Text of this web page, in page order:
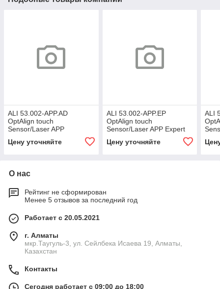
ALI 53.002-APP.AD
OptAlign touch
Sensor/Laser APP
Цену уточняйте
ALI 53.002-APP.EP
OptAlign touch
Sensor/Laser APP Expert
Цену уточняйте
ALI
О нас
Рейтинг не сформирован
Менее 5 отзывов за последний год
Работает с 20.05.2021
г. Алматы
мкр.Таугуль-3, ул. Сейлбека Исаева 19, Алматы,
Казахстан
Контакты
Сегодня работает с 09:00 до 18:00